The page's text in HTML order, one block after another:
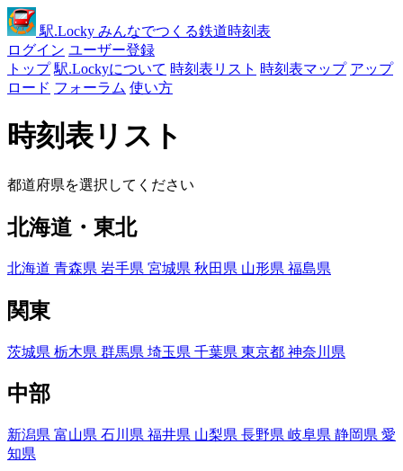
駅.Locky みんなでつくる鉄道時刻表
ログイン ユーザー登録
トップ 駅.Lockyについて 時刻表リスト 時刻表マップ アップ
ロード フォーラム 使い方
時刻表リスト
都道府県を選択してください
北海道・東北
北海道 青森県 岩手県 宮城県 秋田県 山形県 福島県
関東
茨城県 栃木県 群馬県 埼玉県 千葉県 東京都 神奈川県
中部
新潟県 富山県 石川県 福井県 山梨県 長野県 岐阜県 静岡県 愛
知県